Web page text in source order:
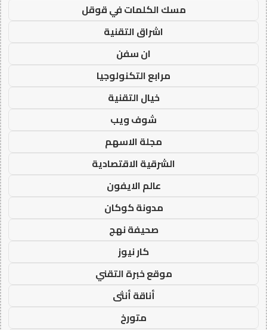
مسك الكلمات في قوقل
اشراق التقنية
ان سفن
مرابع التكنولوجيا
خيال التقنية
شوف ويب
مجلة الاسهم
الشرقية الاقتصادية
عالم الايفون
مدونة كوكان
صحيفة نهج
كار نيوز
موقع خبرة التقني
أناقة أنثى
متورخ